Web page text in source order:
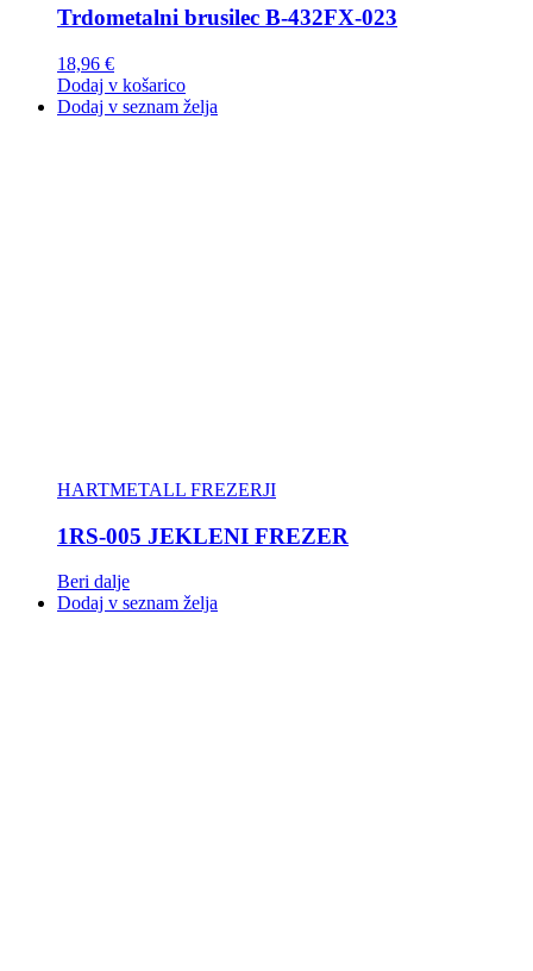
Trdometalni brusilec B-432FX-023
18,96 €
Dodaj v košarico
Dodaj v seznam želja
HARTMETALL FREZERJI
1RS-005 JEKLENI FREZER
Beri dalje
Dodaj v seznam želja